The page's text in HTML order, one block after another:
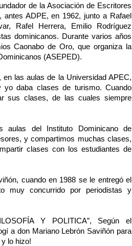
de la Asociación de Escritores
ADPE, en 1962, junto a Rafael
Rafel Herrera, Emilio Rodríguez
dominicanos. Durante varios años
Caonabo de Oro, que organiza la
(ASEPED).
las aulas de la Universidad APEC,
daba clases de turismo. Cuando
sus clases, de las cuales siempre
aulas del Instituto Dominicano de
y compartimos muchas clases,
clases con los estudiantes de
cuando en 1988 se le entregó el
muy concurrido por periodistas y
Y POLITICA”, Según el
a don Mariano Lebrón Saviñón para
lo hizo!